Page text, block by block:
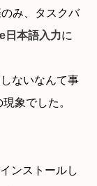
み、タスクバ
日本語入力に
ないなんて事
象でした。
ンストールし